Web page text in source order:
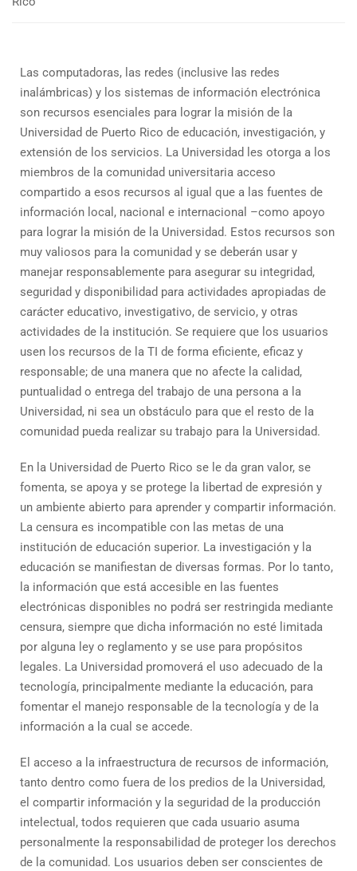
Las computadoras, las redes (inclusive las redes
inalámbricas) y los sistemas de información electrónica
son recursos esenciales para lograr la misión de la
Universidad de Puerto Rico de educación, investigación, y
extensión de los servicios. La Universidad les otorga a los
miembros de la comunidad universitaria acceso
compartido a esos recursos al igual que a las fuentes de
información local, nacional e internacional –como apoyo
para lograr la misión de la Universidad. Estos recursos son
muy valiosos para la comunidad y se deberán usar y
manejar responsablemente para asegurar su integridad,
seguridad y disponibilidad para actividades apropiadas de
carácter educativo, investigativo, de servicio, y otras
actividades de la institución. Se requiere que los usuarios
usen los recursos de la TI de forma eficiente, eficaz y
responsable; de una manera que no afecte la calidad,
puntualidad o entrega del trabajo de una persona a la
Universidad, ni sea un obstáculo para que el resto de la
comunidad pueda realizar su trabajo para la Universidad.
En la Universidad de Puerto Rico se le da gran valor, se
fomenta, se apoya y se protege la libertad de expresión y
un ambiente abierto para aprender y compartir información.
La censura es incompatible con las metas de una
institución de educación superior. La investigación y la
educación se manifiestan de diversas formas. Por lo tanto,
la información que está accesible en las fuentes
electrónicas disponibles no podrá ser restringida mediante
censura, siempre que dicha información no esté limitada
por alguna ley o reglamento y se use para propósitos
legales. La Universidad promoverá el uso adecuado de la
tecnología, principalmente mediante la educación, para
fomentar el manejo responsable de la tecnología y de la
información a la cual se accede.
El acceso a la infraestructura de recursos de información,
tanto dentro como fuera de los predios de la Universidad,
el compartir información y la seguridad de la producción
intelectual, todos requieren que cada usuario asuma
personalmente la responsabilidad de proteger los derechos
de la comunidad. Los usuarios deben ser conscientes de